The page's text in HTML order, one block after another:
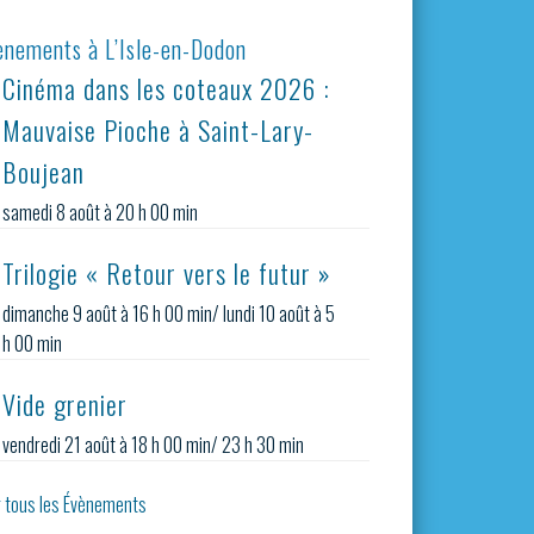
à L’Isle-en-Dodon
Cinéma dans les coteaux 2026 :
Mauvaise Pioche à Saint-Lary-
Boujean
samedi 8 août à 20 h 00 min
Trilogie « Retour vers le futur »
dimanche 9 août à 16 h 00 min/lundi 10 août à 5
h 00 min
Vide grenier
vendredi 21 août à 18 h 00 min/23 h 30 min
les Évènements